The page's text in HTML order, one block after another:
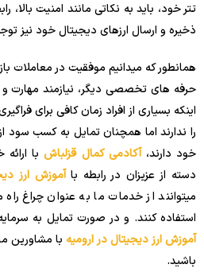
تتر خود، باید به نکاتی مانند امنیت بالا،
ذخیره و ارسال ارزهای دیجیتال خود نیز
همانطور که میدانیم موفقیت در معاملات
حرفه های تخصصی دیگر، نیازمند مهارت
اینکه بسیاری از افراد زمان کافی برای
را ندارند اما همچنان تمایل به کسب سود
خود دارند،آکادمی کمال قزلباشبا
دسته از عزیزان در رابطه باآموزش ارز
میتوانند از خدمات ما به عنوان چراغ
استفاده کنند. و در صورت تمایل به
آموزش ارز دیجیتال در ارومیه با مشاورین
باشید.